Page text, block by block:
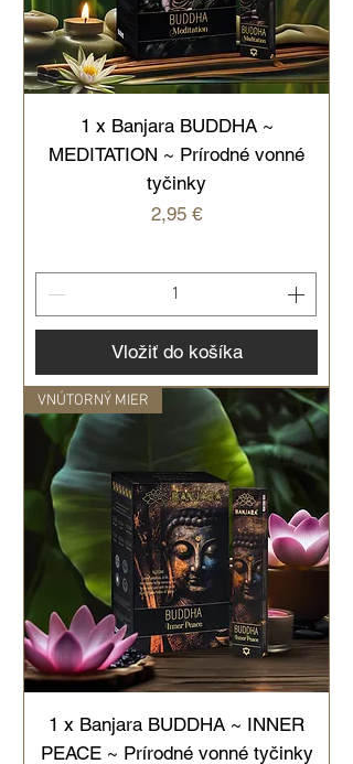
1 x Banjara BUDDHA ~
MEDITATION ~ Prírodné vonné
tyčinky
Cena
2,95 €
Vložiť do košíka
VNÚTORNÝ MIER
1 x Banjara BUDDHA ~ INNER
PEACE ~ Prírodné vonné tyčinky